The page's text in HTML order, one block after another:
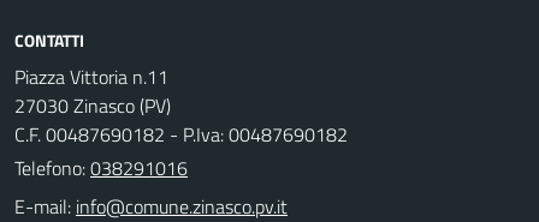
CONTATTI
Piazza Vittoria n.11
27030 Zinasco (PV)
C.F. 00487690182 - P.Iva: 00487690182
Telefono:038291016
E-mail: